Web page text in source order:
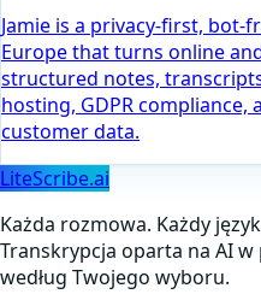
Jamie is a privacy-first, bot-
Europe that turns online
structured notes,
hosting, GDPR
customer data.
LiteScribe.ai
Każda rozmowa. Każdy
Transkrypcja oparta na AI w
według Twojego wyboru.